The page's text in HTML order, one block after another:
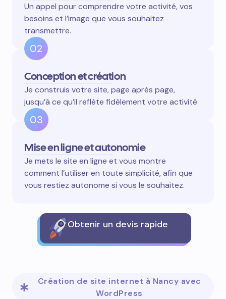
Un appel pour comprendre votre activité, vos
besoins et l’image que vous souhaitez
transmettre.
02
Conception et création
Je construis votre site, page après page,
jusqu’à ce qu’il reflète fidèlement votre activité.
03
Mise en ligne et autonomie
Je mets le site en ligne et vous montre
comment l’utiliser en toute simplicité, afin que
vous restiez autonome si vous le souhaitez.
Obtenir un devis rapide
Création de site internet à Nancy avec
WordPress